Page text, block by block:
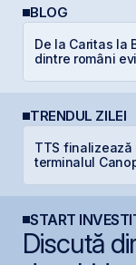
BLOG
De la Caritas la
dintre români
TRENDUL ZILEI
TTS
terminalul
START
Discută